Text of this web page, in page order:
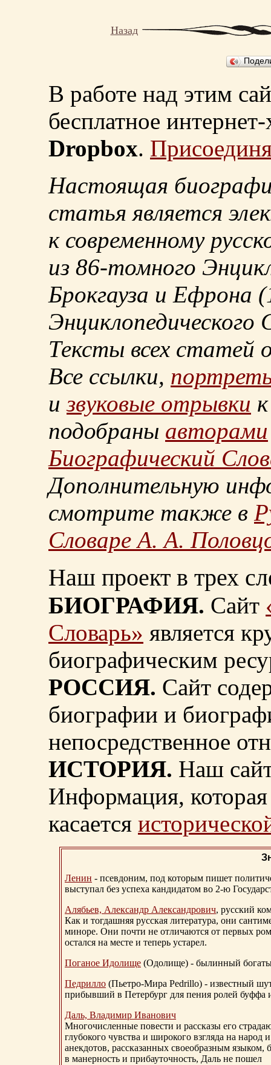
Назад
В работе над этим
бесплатное
Dropbox.
Настоящая
статья является
к современному
из 86-томного
Брокгауза и Ефрона
Энциклопедического
Тексты всех статей
Все ссылки,
извуковые отрывки
подобраны авторами
Биографический
Дополнительную
смотрите также в
Словаре А. А.
Наш проект в трех
БИОГРАФИЯ. Сайт
Словарь» является
биографическим
РОССИЯ. Сайт
биографии и
непосредственное
ИСТОРИЯ. Наш
Информация, которая
касается
Ленин - псевдоним, под которым пишет
выступал без успеха кандидатом во 2-ю
Алябьев, Александр Александрович, русский
Как и тогдашняя русская литература, они
миноре. Они почти не отличаются от первых
остался на месте и теперь устарел.
Поганое Идолище (Одолище) - былинный
Педрилло (Пьетро-Мира Pedrillo) - известный
прибывший в Петербург для пения ролей буффа
Даль, Владимир Иванович
Многочисленные повести и рассказы его
глубокого чувства и широкого взгляда на
анекдотов, рассказанных своеобразным
в манерность и прибауточность, Даль не пошел